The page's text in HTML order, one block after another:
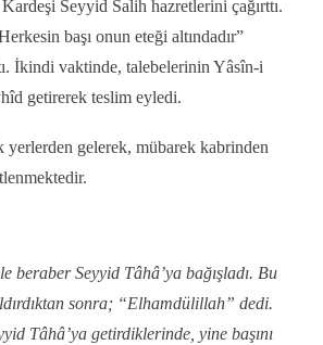
Seyyid Salih hazretlerini çağırttı.
başı onun eteği altındadır”
İkindi vaktinde, talebelerinin Yâsîn-i
getirerek teslim eyledi.
yerlerden gelerek, mübarek kabrinden
beraber Seyyid Tâhâ’ya bağışladı. Bu
sonra; “Elhamdülillah” dedi.
Tâhâ’ya getirdiklerinde, yine başını